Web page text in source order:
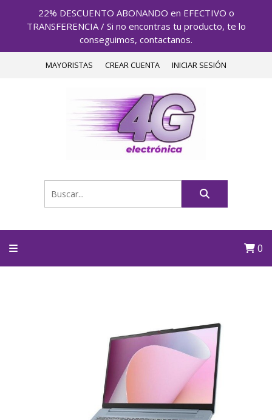
22% DESCUENTO ABONANDO en EFECTIVO o
TRANSFERENCIA / Si no encontras tu producto, te lo
conseguimos, contactanos.
MAYORISTAS CREAR CUENTA INICIAR SESIÓN
0